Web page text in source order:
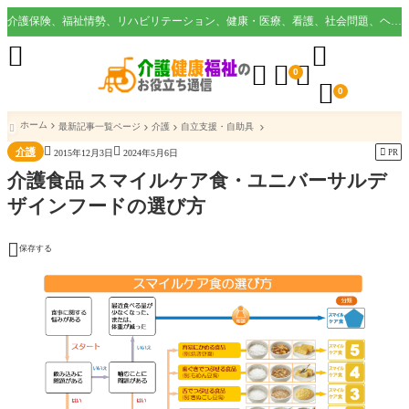
介護保険、福祉情勢、リハビリテーション、健康・医療、看護、社会問題、ヘルスケア業界など様々な切り口から役立つ情報を配信。
  0

 0

 ホーム 最新記事一覧ページ 介護 自立支援・自助具
介護  2015年12月3日  2024年5月6日  PR
介護食品 スマイルケア食・ユニバーサルデ
ザインフードの選び方
 保存する